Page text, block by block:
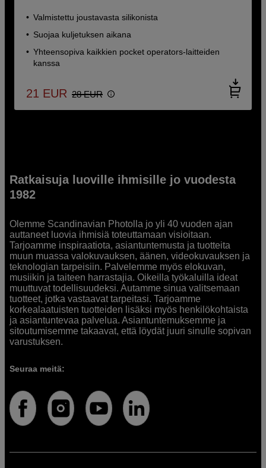
Valmistettu joustavasta silikonista
Suojaa kuljetuksen aikana
Yhteensopiva kaikkien pocket operators-laitteiden
kanssa
21 EUR 28 EUR
Ratkaisuja luoville ihmisille jo vuodesta
1982
Olemme Scandinavian Photolla jo yli 40 vuoden ajan
auttaneet luovia ihmisiä toteuttamaan visioitaan.
Tarjoamme inspiraatiota, asiantuntemusta ja tuotteita
muun muassa valokuvauksen, äänen, videokuvauksen ja
teknologian tarpeisiin. Palvelemme myös elokuvan,
musiikin ja taiteen harrastajia. Oikeilla työkaluilla ideat
muuttuvat todellisuudeksi. Autamme sinua valitsemaan
tuotteet, jotka vastaavat tarpeitasi. Tarjoamme
korkealaatuisten tuotteiden lisäksi myös henkilökohtaista
ja asiantuntevaa palvelua. Asiantuntemuksemme ja
sitoutumisemme takaavat, että löydät juuri sinulle sopivan
varustuksen.
Seuraa meitä: